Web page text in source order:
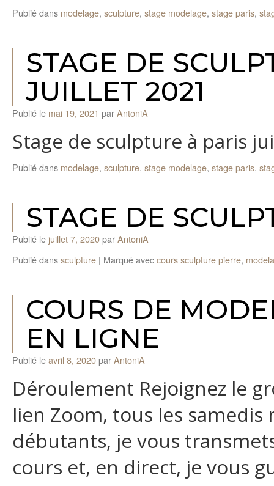
Publié dans modelage, sculpture, stage modelage, stage paris,
STAGE DE
JUILLET 2021
Publié le mai 19, 2021 parAntoniA
Stage de sculpture à paris
Publié dans modelage, sculpture, stage modelage, stage paris,
STAGE DE
Publié le juillet 7, 2020parAntoniA
Publié danssculpture | Marqué aveccours sculpture pierre,
COURS DE
EN LIGNE
Publié leavril 8, 2020parAntoniA
Déroulement Rejoignez le
lien Zoom, tous les
débutants, je vous
cours et, en direct, je vous